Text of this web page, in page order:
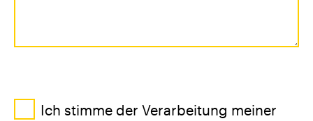
Ich stimme der Verarbeitung meiner